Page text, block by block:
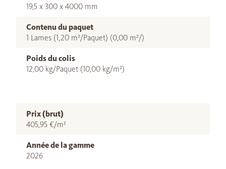
19,5 x 300 x 4000 mm
Contenu du paquet
1 Lames (1,20 m²/Paquet) (0,00 m²/)
Poids du colis
12,00 kg/Paquet (10,00 kg/m²)
Prix (brut)
405,95 €/m²
Année de la gamme
2026